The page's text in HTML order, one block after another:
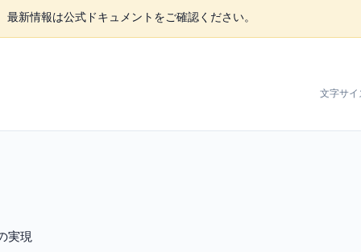
新情報は公式ドキュメントをご確認ください。
文字サイ
実現